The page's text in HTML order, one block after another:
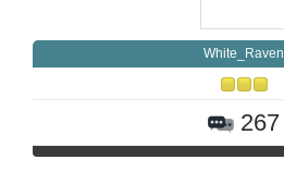
White_Raven
267